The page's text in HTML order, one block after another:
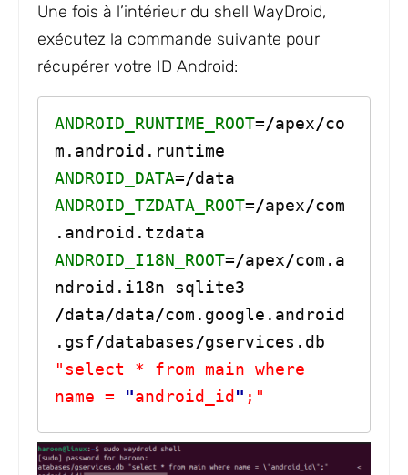
Une fois à l’intérieur du shell WayDroid,
exécutez la commande suivante pour
récupérer votre ID Android:
ANDROID_RUNTIME_ROOT=/apex/co
ANDROID_DATA=/data
ANDROID_TZDATA_ROOT=/apex/com
.android.tzdata
ANDROID_I18N_ROOT=/apex/com.a
/data/data/com.google.android
.gsf/databases/
"select * from main where
name = "android_id " ;"